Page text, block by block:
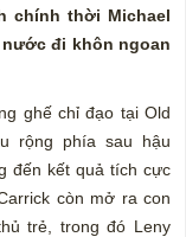
chính thời Michael
đi khôn ngoan
ghế chỉ đạo tại Old
rộng phía sau hậu
đến kết quả tích cực
còn mở ra con
trẻ, trong đó Leny